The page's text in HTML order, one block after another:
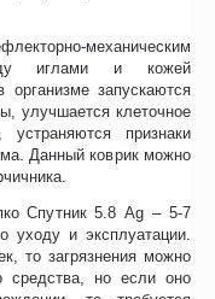
механическим
иглами и кожей
организме запускаются
улучшается клеточное
устраняются признаки
Данный коврик можно
Спутник 5.8 Ag – 5-7
уходу и эксплуатации.
то загрязнения можно
но если оно